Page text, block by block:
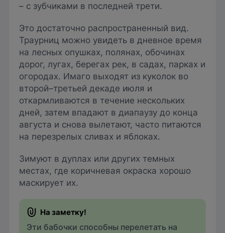
– с зубчиками в последней трети.
Это достаточно распространенный вид.
Траурниц можно увидеть в дневное время
на лесных опушках, полянах, обочинах
дорог, лугах, берегах рек, в садах, парках и
огородах. Имаго выходят из куколок во
второй–третьей декаде июля и
откармливаются в течение нескольких
дней, затем впадают в диапаузу до конца
августа и снова вылетают, часто питаются
на перезрелых сливах и яблоках.
Зимуют в дуплах или других темных
местах, где коричневая окраска хорошо
маскирует их.
Эти бабочки способны перелетать на